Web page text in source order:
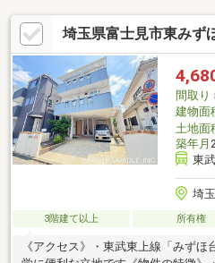
埼玉県富士見市東みず
間取り
建物面
土地面
築年月
東
埼
3階建て以上 所有権
《アクセス》・東武東上線「みず